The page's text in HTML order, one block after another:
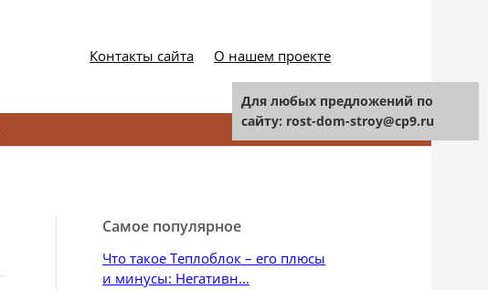
Контакты сайта О нашем проекте
Найти:
Самое популярное
Что такое Теплоблок – его плюсы
и минусы: Негативн...
Для любых предложений по
сайту: rost-dom-stroy@cp9.ru